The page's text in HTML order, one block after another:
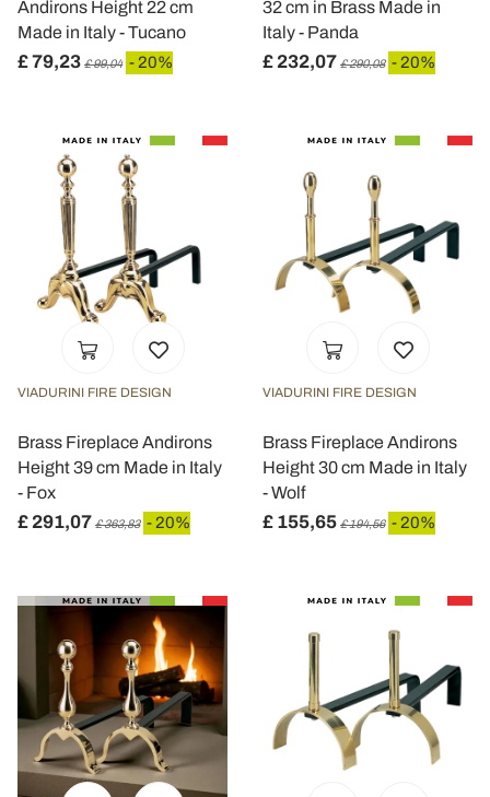
Andirons Height 22 cm
Made in Italy - Tucano
£ 79,23 £ 99,04 - 20%
32 cm in Brass Made in
Italy - Panda
£ 232,07 £ 290,08 - 20%
VIADURINI FIRE DESIGN
Brass Fireplace Andirons
Height 39 cm Made in Italy
- Fox
£ 291,07 £ 363,83 - 20%
VIADURINI FIRE DESIGN
Brass Fireplace Andirons
Height 30 cm Made in Italy
- Wolf
£ 155,65 £ 194,56 - 20%